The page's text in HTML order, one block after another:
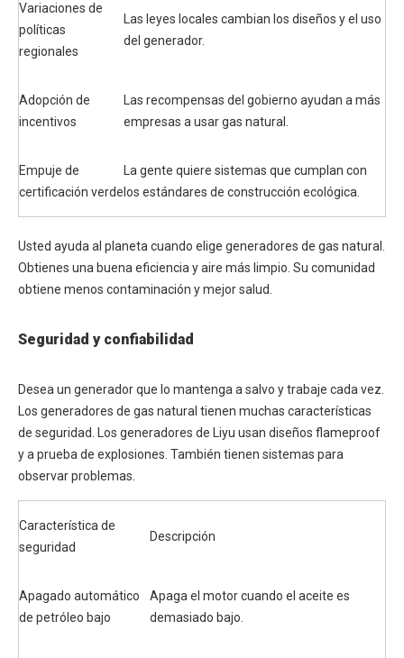
Variaciones de
políticas
regionales
Las leyes locales cambian los diseños y el uso
del generador.
Adopción de
incentivos
Las recompensas del gobierno ayudan a más
empresas a usar gas natural.
Empuje de
certificación verde
La gente quiere sistemas que cumplan con
los estándares de construcción ecológica.
Usted ayuda al planeta cuando elige generadores de gas natural.
Obtienes una buena eficiencia y aire más limpio. Su comunidad
obtiene menos contaminación y mejor salud.
Seguridad y confiabilidad
Desea un generador que lo mantenga a salvo y trabaje cada vez.
Los generadores de gas natural tienen muchas características
de seguridad. Los generadores de Liyu usan diseños flameproof
y a prueba de explosiones. También tienen sistemas para
observar problemas.
Característica de
seguridad
Descripción
Apagado automático
de petróleo bajo
Apaga el motor cuando el aceite es
demasiado bajo.